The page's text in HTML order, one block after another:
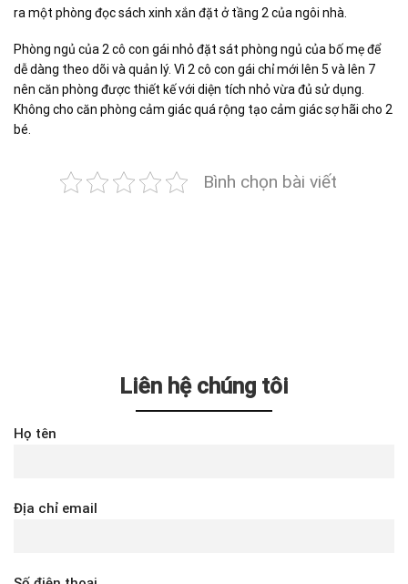
ra một phòng đọc sách xinh xắn đặt ở tầng 2 của ngôi nhà.
Phòng ngủ của 2 cô con gái nhỏ đặt sát phòng ngủ của bố mẹ để
dễ dàng theo dõi và quản lý. Vì 2 cô con gái chỉ mới lên 5 và lên 7
nên căn phòng được thiết kế với diện tích nhỏ vừa đủ sử dụng.
Không cho căn phòng cảm giác quá rộng tạo cảm giác sợ hãi cho 2
bé.
Bình chọn bài viết
Liên hệ chúng tôi
Họ tên
Địa chỉ email